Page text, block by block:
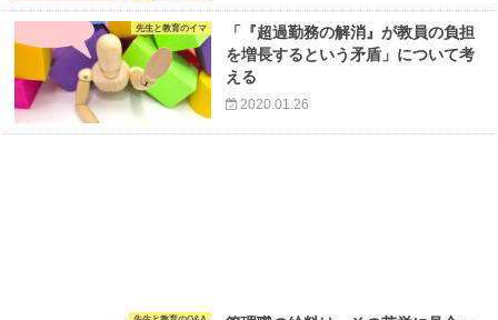
先生と教育のイマ
「『超過勤務の解消』が教員の負担
を増長するという矛盾」について考
える
2020.01.26